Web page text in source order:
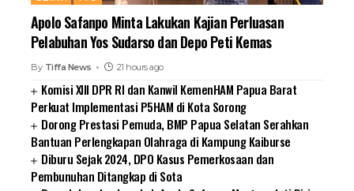
Apolo Safanpo Minta Lakukan Kajian Perluasan
Pelabuhan Yos Sudarso dan Depo Peti Kemas
By Tiffa News 21 hours ago
Komisi XIII DPR RI dan Kanwil KemenHAM Papua Barat
Perkuat Implementasi P5HAM di Kota Sorong
Dorong Prestasi Pemuda, BMP Papua Selatan Serahkan
Bantuan Perlengkapan Olahraga di Kampung Kaiburse
Diburu Sejak 2024, DPO Kasus Pemerkosaan dan
Pembunuhan Ditangkap di Sota